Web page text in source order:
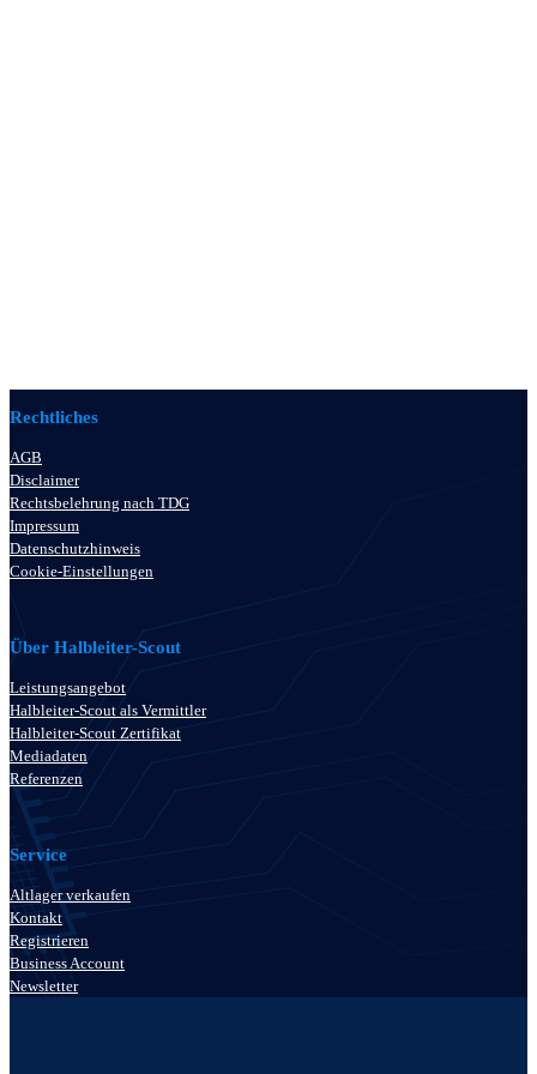
Rechtliches
AGB
Disclaimer
Rechtsbelehrung nach TDG
Impressum
Datenschutzhinweis
Cookie-Einstellungen
Über Halbleiter-Scout
Leistungsangebot
Halbleiter-Scout als Vermittler
Halbleiter-Scout Zertifikat
Mediadaten
Referenzen
Service
Altlager verkaufen
Kontakt
Registrieren
Business Account
Newsletter